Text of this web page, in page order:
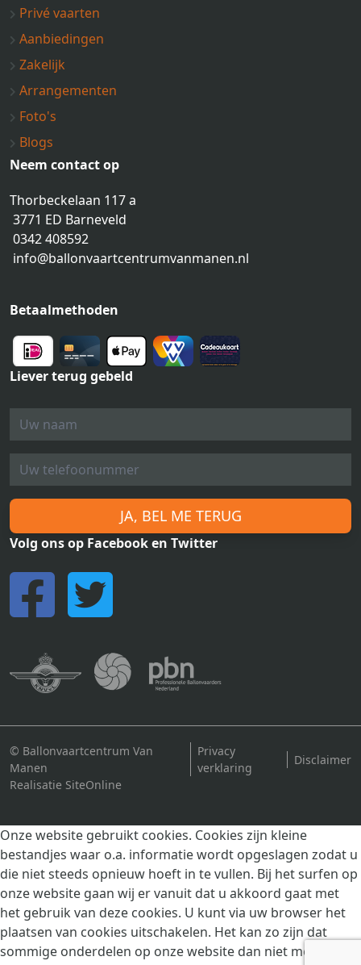
Privé vaarten
Aanbiedingen
Zakelijk
Arrangementen
Foto's
Blogs
Neem contact op
Thorbeckelaan 117 a
3771 ED Barneveld
0342 408592
info@ballonvaartcentrumvanmanen.nl
Betaalmethoden
Liever terug gebeld
JA, BEL ME TERUG
Volg ons op Facebook en Twitter
© Ballonvaartcentrum Van
Manen
Privacy
verklaring
Disclaimer
Realisatie SiteOnline
Onze website gebruikt cookies. Cookies zijn kleine
bestandjes waar o.a. informatie wordt opgeslagen zodat u
die niet steeds opnieuw hoeft in te vullen. Bij het surfen op
onze website gaan wij er vanuit dat u akkoord gaat met
het gebruik van deze cookies. U kunt via uw browser het
plaatsen van cookies uitschakelen. Het kan zo zijn dat
sommige onderdelen op onze website dan niet meer goed